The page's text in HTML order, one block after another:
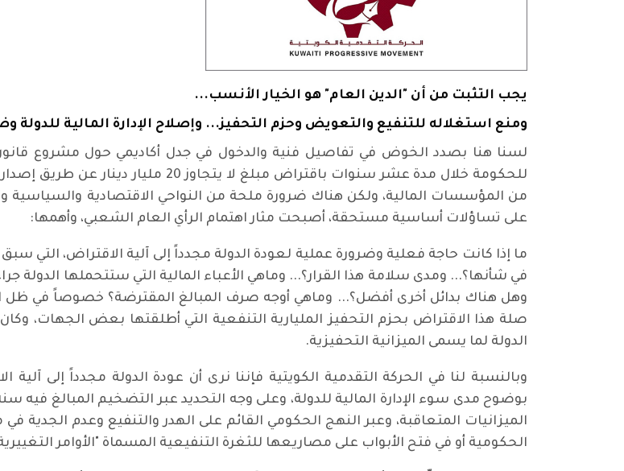
يجب التثبت من أن "الدين العام" هو الخيار الأنسب...
ومنع استغلاله للتنفيع والتعويض وحزم التحفيز... وإصلاح الإدارة المالية
لسنا هنا بصدد الخوض في تفاصيل فنية والدخول في جدل أكاديمي حول مشروع قانون
للحكومة خلال مدة عشر سنوات باقتراض مبلغ
من المؤسسات المالية، ولكن هناك ضرورة ملحة من النواحي الاقتصادية
على تساؤلات أساسية مستحقة، أصبحت مثار اهتمام الرأي العام الشعبي، وأهمها:
في شأنها؟... ومدى سلامة هذا القرار؟... وماهي الأعباء المالية التي ستتحملها الدولة
وهل هناك بدائل أخرى أفضل؟... وماهي أوجه صرف المبالغ المقترضة؟ خصوصاً في ظل
الدولة لما يسمى الميزانية التحفيزية.
وبالنسبة لنا في الحركة التقدمية الكويتية فإننا نرى أن عودة الدولة مجدداً إلى
بوضوح مدى سوء الإدارة المالية للدولة، وعلى وجه التحديد عبر التضخيم المبالغ
الميزانيات المتعاقبة، وعبر النهج الحكومي القائم على الهدر والتنفيع وعدم
الحكومية أو في فتح الأبواب على مصاريعها للثغرة التنفيعية المسماة "الأوامر